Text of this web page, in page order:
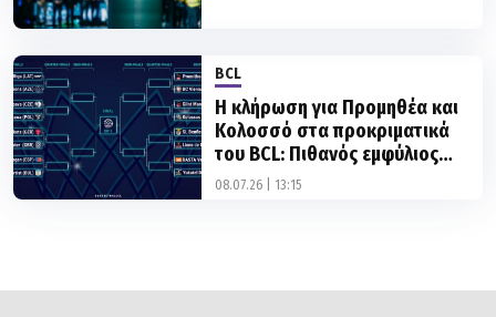
BCL
H κλήρωση για Προμηθέα και
Κολοσσό στα προκριματικά
του BCL: Πιθανός εμφύλιος
στους «8»
08.07.26 | 13:15